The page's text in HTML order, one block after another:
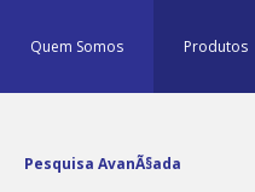
Quem Somos Produtos
Pesquisa AvanÃ§ada